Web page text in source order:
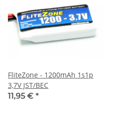
FliteZone - 1200mAh 1s1p
3,7V JST/BEC
11,95 € *